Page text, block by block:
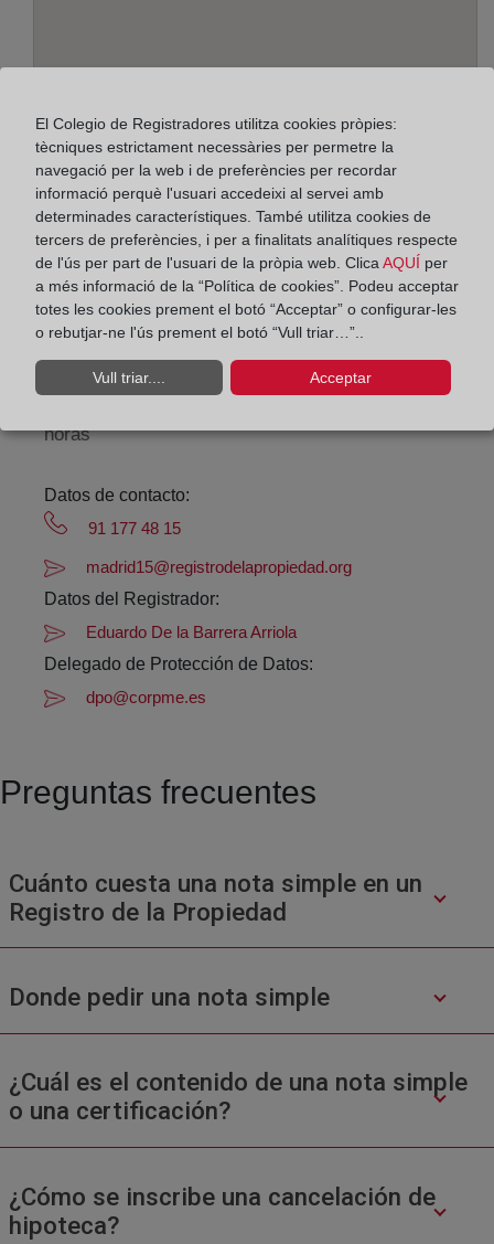
Adreça:
Alcalá, 540 - Edif. B - planta 1ª, 28027
Horario:
Agosto: De lunes a viernes de 09:00 a 14:00 horas
horas
Datos de contacto:
91 177 48 15
madrid15@registrodelapropiedad.org
Datos del Registrador:
Eduardo De la Barrera Arriola
Delegado de Protección de Datos:
dpo@corpme.es
Preguntas frecuentes
Cuánto cuesta una nota simple en un
Registro de la Propiedad
Donde pedir una nota simple
¿Cuál es el contenido de una nota simple
o una certificación?
¿Cómo se inscribe una cancelación de
hipoteca?
El Colegio de Registradores utilitza cookies pròpies:
tècniques estrictament necessàries per permetre la
navegació per la web i de preferències per recordar
informació perquè l'usuari accedeixi al servei amb
determinades característiques. També utilitza cookies de
tercers de preferències, i per a finalitats analítiques respecte
de l'ús per part de l'usuari de la pròpia web. ClicaAQUÍ per
a més informació de la “Política de cookies”. Podeu acceptar
totes les cookies prement el botó “Acceptar” o configurar-les
o rebutjar-ne l'ús prement el botó “Vull triar…”..
Vull triar.... Acceptar